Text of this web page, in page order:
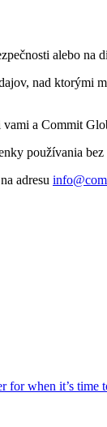
alebo
nad
a Commit
používania bez
adresu
for when it’s time